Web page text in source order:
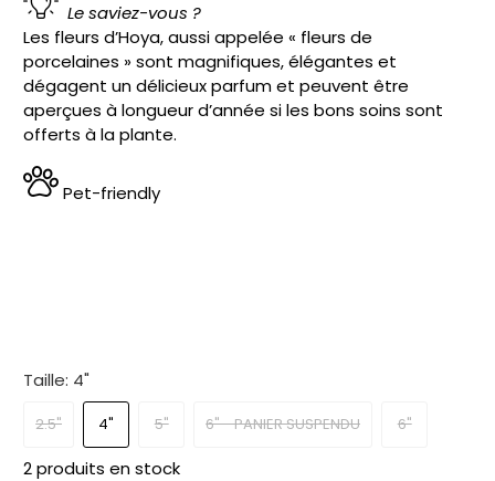
Le saviez-vous ?
Les fleurs d’Hoya, aussi appelée « fleurs de
porcelaines » sont magnifiques, élégantes et
dégagent un délicieux parfum et peuvent être
aperçues à longueur d’année si les bons soins sont
offerts à la plante.
Pet-friendly
Taille: 4"
2.5" 4" 5" 6" - PANIER SUSPENDU 6"
2 produits en stock